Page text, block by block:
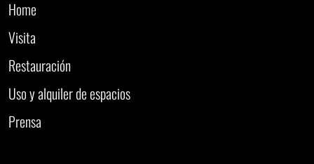
Home
Visita
Restauración
Uso y alquiler de espacios
Prensa